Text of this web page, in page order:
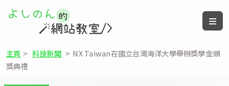
主頁 > 科技新聞 > NX Taiwan在國立台灣海洋大學舉辦獎學金頒
獎典禮